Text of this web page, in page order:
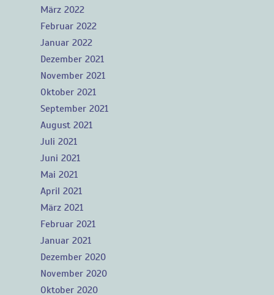
März 2022
Februar 2022
Januar 2022
Dezember 2021
November 2021
Oktober 2021
September 2021
August 2021
Juli 2021
Juni 2021
Mai 2021
April 2021
März 2021
Februar 2021
Januar 2021
Dezember 2020
November 2020
Oktober 2020